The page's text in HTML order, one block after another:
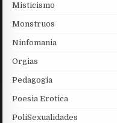
Misticismo
Monstruos
Ninfomania
Orgias
Pedagogia
Poesia Erotica
PoliSexualidades